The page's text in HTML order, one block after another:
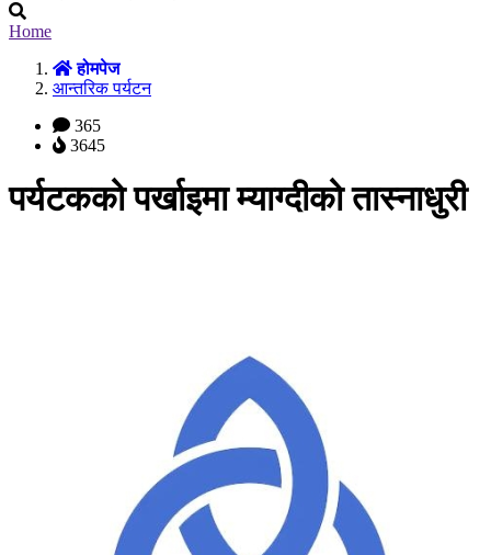
Home
होमपेज
आन्तरिक पर्यटन
365
3645
पर्यटकको पर्खाइमा म्याग्दीको तास्नाधुरी